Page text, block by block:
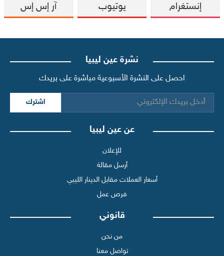
إنستغرام يوتيوب آر إس إس
نشرة عين ليبيا
احصل على النشرة الأسبوعية مباشرة على بريدك
اشترك
عن عين ليبيا
للإعلان
أرسل مقالة
أسعار العملات مقابل الدينار الليبي
فرص عمل
قانوني
من نحن
تواصل معنا